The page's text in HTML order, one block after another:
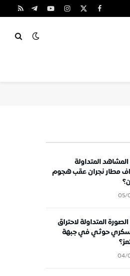
فيسبوك
X
الانستغراميوتيوبتيلقرامRSS
المتداولة
مطار نجران عقب هجوم
05/
المتداولة لاحتراق
حوثي في جبهة
04/